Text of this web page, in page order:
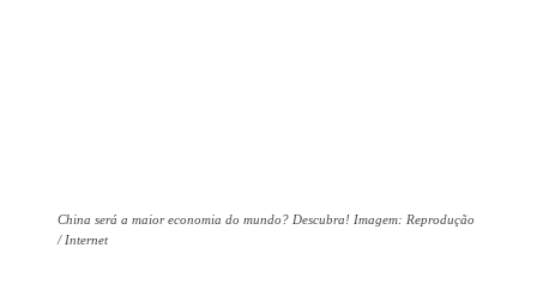
China será a maior economia do mundo? Descubra! Imagem: Reprodução
/ Internet